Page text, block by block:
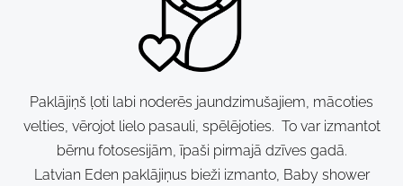
Paklājiņš ļoti labi noderēs jaundzimušajiem, mācoties
velties, vērojot lielo pasauli, spēlējoties. To var izmantot
bērnu fotosesijām, īpaši pirmajā dzīves gadā.
Latvian Eden paklājiņus bieži izmanto, Baby shower